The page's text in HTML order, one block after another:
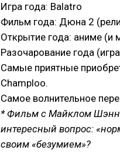
Игра года: Balatro
Фильм года: Дюна 2
Открытие года: аниме (и
Разочарование года
Самые приятные
Champloo.
Самое волнительное
* Фильм с Майклом
интересный вопрос:
своим «безумием»?